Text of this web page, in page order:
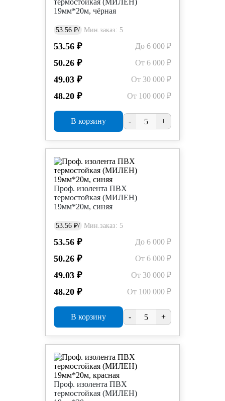
термостойкая (МИЛЕН)
19мм*20м, чёрная
53.56 ₽/ Мин.заказ: 5
53.56 ₽ До 6 000 ₽
50.26 ₽ От 6 000 ₽
49.03 ₽ От 30 000 ₽
48.20 ₽ От 100 000 ₽
В корзину - +
Проф. изолента ПВХ
термостойкая (МИЛЕН)
19мм*20м, синяя
53.56 ₽/ Мин.заказ: 5
53.56 ₽ До 6 000 ₽
50.26 ₽ От 6 000 ₽
49.03 ₽ От 30 000 ₽
48.20 ₽ От 100 000 ₽
В корзину - +
Проф. изолента ПВХ
термостойкая (МИЛЕН)